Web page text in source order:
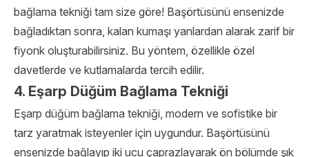
bağlama tekniği tam size göre! Başörtüsünü ensenizde
bağladıktan sonra, kalan kumaşı yanlardan alarak zarif bir
fiyonk oluşturabilirsiniz. Bu yöntem, özellikle özel
davetlerde ve kutlamalarda tercih edilir.
4. Eşarp Düğüm Bağlama Tekniği
Eşarp düğüm bağlama tekniği, modern ve sofistike bir
tarz yaratmak isteyenler için uygundur. Başörtüsünü
ensenizde bağlayıp iki ucu çaprazlayarak ön bölümde şık